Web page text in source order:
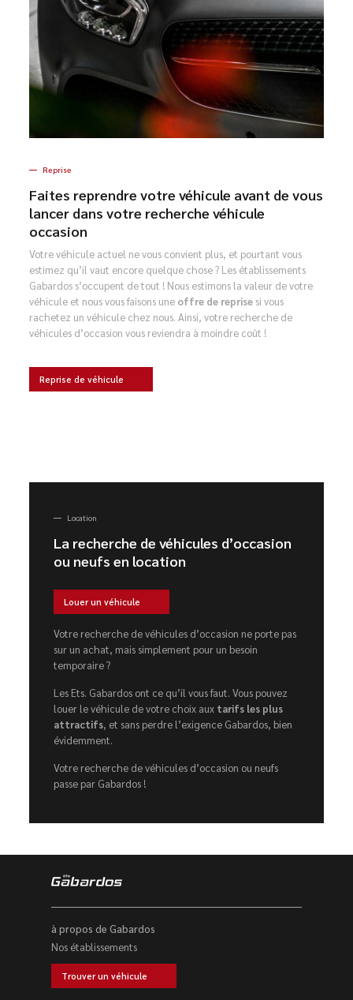
Reprise
Faites reprendre votre véhicule avant de vous
lancer dans votre recherche véhicule
occasion
Votre véhicule actuel ne vous convient plus, et pourtant vous
estimez qu’il vaut encore quelque chose ? Les établissements
Gabardos s’occupent de tout ! Nous estimons la valeur de votre
véhicule et nous vous faisons une offre de reprise si vous
rachetez un véhicule chez nous. Ainsi, votre recherche de
véhicules d’occasion vous reviendra à moindre coût !
Reprise de véhicule
Location
La recherche de véhicules d’occasion
ou neufs en location
Louer un véhicule
Votre recherche de véhicules d’occasion ne porte pas
sur un achat, mais simplement pour un besoin
temporaire ?
Les Ets. Gabardos ont ce qu’il vous faut. Vous pouvez
louer le véhicule de votre choix aux tarifs les plus
attractifs, et sans perdre l’exigence Gabardos, bien
évidemment.
Votre recherche de véhicules d’occasion ou neufs
passe par Gabardos !
à propos de Gabardos
Nos établissements
Trouver un véhicule